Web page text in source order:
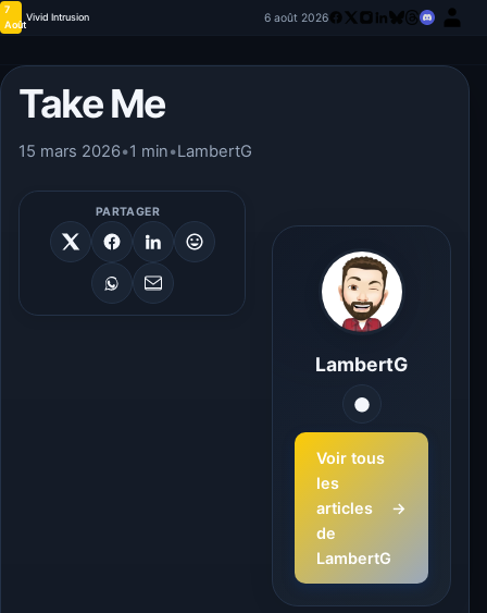
7
Août
Vivid Intrusion 6 août 2026
Take Me
15 mars 2026•1 min•LambertG
PARTAGER
LambertG
Voir tous
les
articles
de
LambertG
→